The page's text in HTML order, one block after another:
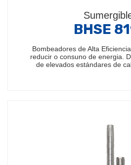
BHSE
Bombeadores de Alta
reducir o consuno de energia.
de elevados estándares de